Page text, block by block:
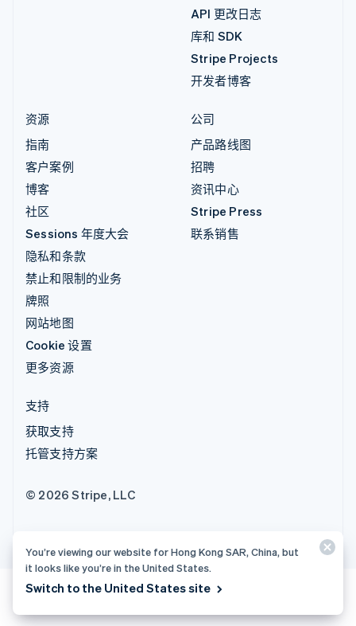
API 更改日志
库和 SDK
Stripe Projects
开发者博客
资源
指南
客户案例
博客
社区
Sessions 年度大会
隐私和条款
禁止和限制的业务
牌照
网站地图
Cookie 设置
更多资源
公司
产品路线图
招聘
资讯中心
Stripe Press
联系销售
支持
获取支持
托管支持方案
© 2026 Stripe, LLC
You’re viewing our website for Hong Kong SAR, China, but
it looks like you’re in the United States.
Switch to the United States site